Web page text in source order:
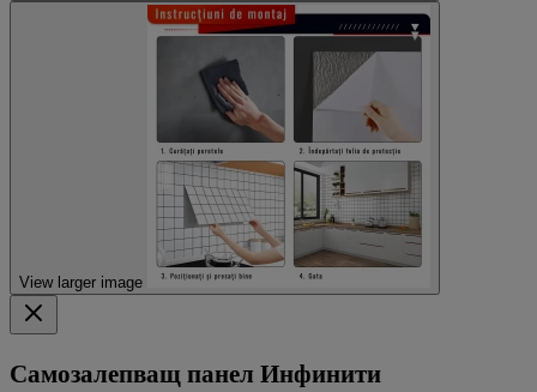
View larger image
Самозалепващ панел Инфинити